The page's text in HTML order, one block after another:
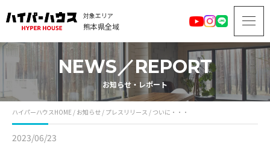
対象エリア
熊本県全域
NEWS／REPORT
お知らせ・レポート
ハイパーハウスHOME / お知らせ / プレスリリース / ついに・・・
2023/06/23